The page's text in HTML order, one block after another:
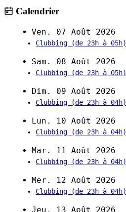
Calendrier
Ven. 07 Août 2026
Clubbing (de 23h à 05h)
Sam. 08 Août 2026
Clubbing (de 23h à 05h)
Dim. 09 Août 2026
Clubbing (de 23h à 04h)
Lun. 10 Août 2026
Clubbing (de 23h à 04h)
Mar. 11 Août 2026
Clubbing (de 23h à 04h)
Mer. 12 Août 2026
Clubbing (de 23h à 04h)
Jeu. 13 Août 2026